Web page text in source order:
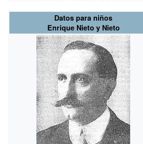
Datos para niños
Enrique Nieto y Nieto